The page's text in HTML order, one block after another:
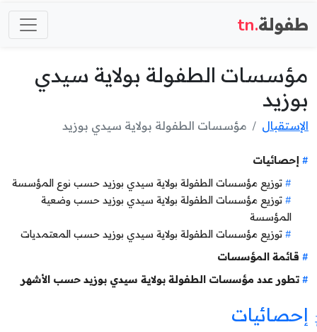
طفولة.tn
مؤسسات الطفولة بولاية سيدي
بوزيد
الإستقبال مؤسسات الطفولة بولاية سيدي بوزيد
إحصائيات
توزيع مؤسسات الطفولة بولاية سيدي بوزيد حسب نوع المؤسسة
توزيع مؤسسات الطفولة بولاية سيدي بوزيد حسب وضعية
المؤسسة
توزيع مؤسسات الطفولة بولاية سيدي بوزيد حسب المعتمديات
قائمة المؤسسات
تطور عدد مؤسسات الطفولة بولاية سيدي بوزيد حسب الأشهر
إحصائيات